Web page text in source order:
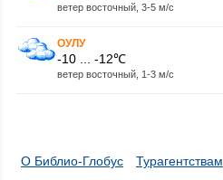
ветер восточный, 3-5 м/с
ОУЛУ
-10 ... -12℃
ветер восточный, 1-3 м/с
О Библио-Глобус Турагентствам